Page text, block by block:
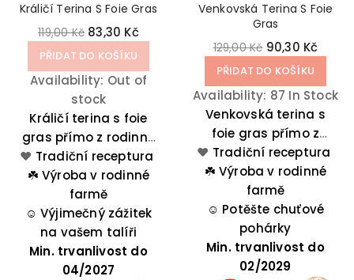
Králičí Terina S Foie Gras
119,00 Kč 83,30 Kč
PŘIDAT DO KOŠÍKU
Availability: Out of
stock
Králičí terina s foie
gras přímo z rodinné
farmy ze západu
Francie je ideální pro
nečekané návštěvy
rodiny a přátel.
❤️ Tradiční receptura
☘️ Výroba v rodinné
farmě
☺️ Výjimečný zážitek
na vašem talíři
Min. trvanlivost do
04/2027
Venkovská Terina S Foie
Gras
129,00 Kč 90,30 Kč
PŘIDAT DO KOŠÍKU
Availability: 87 In Stock
Venkovská terina s
foie gras přímo z
rodinné farmy ze
západu Francie je
ideální pro nečekané
návštěvy rodiny a
přátel.
❤️ Tradiční receptura
☘️ Výroba v rodinné
farmě
☺️ Potěšte chuťové
pohárky
Min. trvanlivost do
02/2029